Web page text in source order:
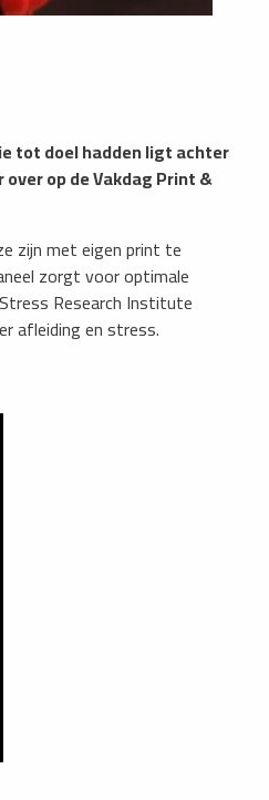
tot doel hadden ligt achter
op de Vakdag Print &
zijn met eigen print te
zorgt voor optimale
Research Institute
afleiding en stress.